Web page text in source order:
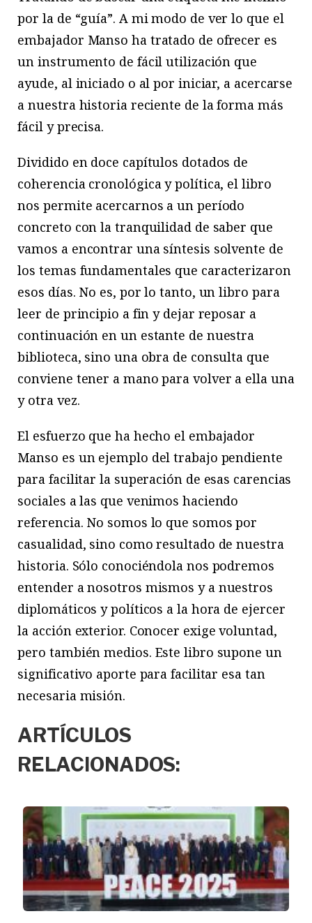
por la de “guía”. A mi modo de ver lo que el
embajador Manso ha tratado de ofrecer es
un instrumento de fácil utilización que
ayude, al iniciado o al por iniciar, a acercarse
a nuestra historia reciente de la forma más
fácil y precisa.
Dividido en doce capítulos dotados de
coherencia cronológica y política, el libro
nos permite acercarnos a un período
concreto con la tranquilidad de saber que
vamos a encontrar una síntesis solvente de
los temas fundamentales que caracterizaron
esos días. No es, por lo tanto, un libro para
leer de principio a fin y dejar reposar a
continuación en un estante de nuestra
biblioteca, sino una obra de consulta que
conviene tener a mano para volver a ella una
y otra vez.
El esfuerzo que ha hecho el embajador
Manso es un ejemplo del trabajo pendiente
para facilitar la superación de esas carencias
sociales a las que venimos haciendo
referencia. No somos lo que somos por
casualidad, sino como resultado de nuestra
historia. Sólo conociéndola nos podremos
entender a nosotros mismos y a nuestros
diplomáticos y políticos a la hora de ejercer
la acción exterior. Conocer exige voluntad,
pero también medios. Este libro supone un
significativo aporte para facilitar esa tan
necesaria misión.
ARTÍCULOS
RELACIONADOS: